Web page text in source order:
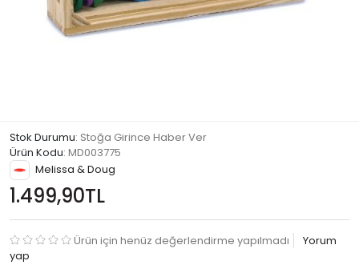
Stok Durumu: Stoğa Girince Haber Ver
Ürün Kodu: MD003775
Melissa & Doug
1.499,90TL
Ürün için henüz değerlendirme yapılmadı
Yorum
yap